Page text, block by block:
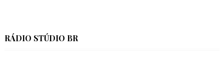
RÁDIO STÚDIO BR